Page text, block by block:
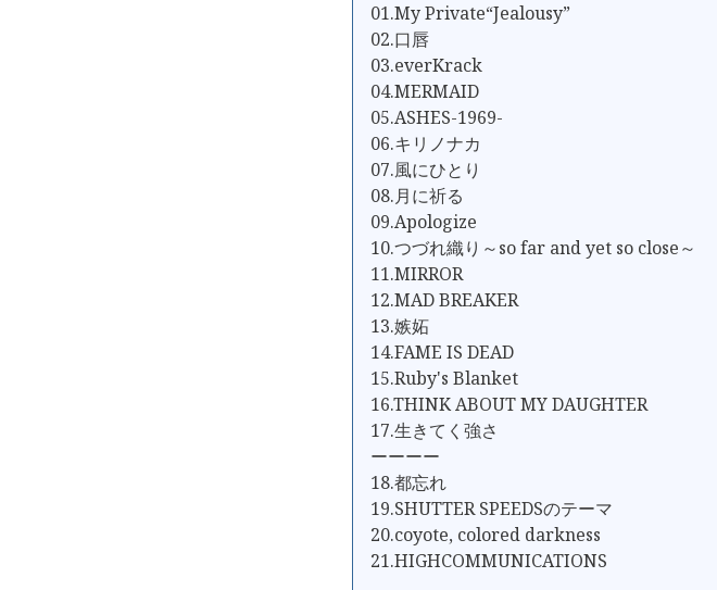
01.My Private“Jealousy”
02.口唇
03.everKrack
04.MERMAID
05.ASHES-1969-
06.キリノナカ
07.風にひとり
08.月に祈る
09.Apologize
10.つづれ織り～so far and yet so close～
11.MIRROR
12.MAD BREAKER
13.嫉妬
14.FAME IS DEAD
15.Ruby's Blanket
16.THINK ABOUT MY DAUGHTER
17.生きてく強さ
ーーーー
18.都忘れ
19.SHUTTER SPEEDSのテーマ
20.coyote, colored darkness
21.HIGHCOMMUNICATIONS